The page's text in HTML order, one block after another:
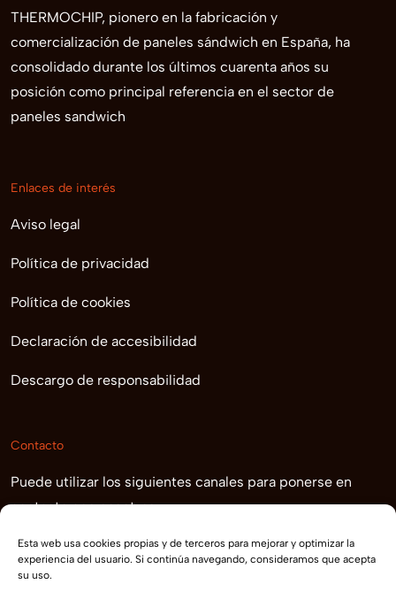
Esta web usa cookies propias y de terceros para mejorar y optimizar la
experiencia del usuario. Si continúa navegando, consideramos que acepta
su uso.
THERMOCHIP, pionero en la fabricación y
comercialización de paneles sándwich en España, ha
consolidado durante los últimos cuarenta años su
posición como principal referencia en el sector de
paneles sandwich
Enlaces de interés
Aviso legal
Política de privacidad
Política de cookies
Declaración de accesibilidad
Descargo de responsabilidad
Contacto
Puede utilizar los siguientes canales para ponerse en
contacto con nosotros
info@THERMOCHIP.com
+34 900 351 713